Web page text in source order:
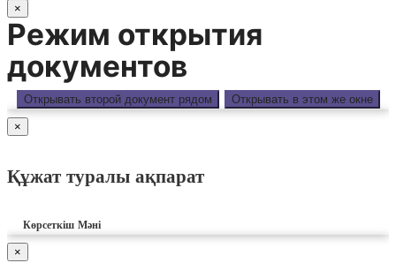
×
Режим открытия
документов
Открывать второй документ рядом Открывать в этом же окне
×
Құжат туралы ақпарат
Көрсеткіш Мәні
×